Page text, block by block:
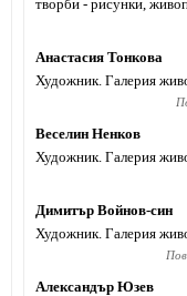
творби - рисунки,
Анастасия Тонкова
Художник. Галерия
Веселин Ненков
Художник. Галерия
Димитър Войнов-син
Художник. Галерия
Александър Юзев